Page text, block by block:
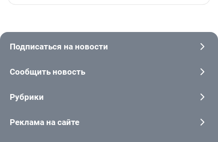
Подписаться на новости
Сообщить новость
Рубрики
Реклама на сайте